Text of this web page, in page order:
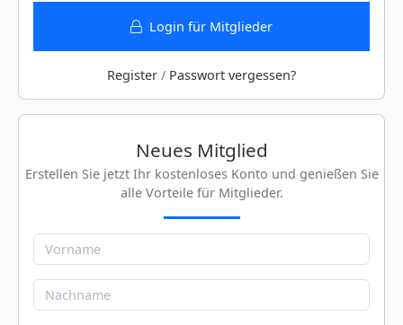
Login für Mitglieder
Register / Passwort vergessen?
Neues Mitglied
Erstellen Sie jetzt Ihr kostenloses Konto und genießen Sie
alle Vorteile für Mitglieder.